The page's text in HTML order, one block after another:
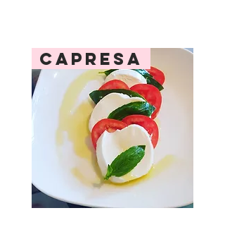
capresa